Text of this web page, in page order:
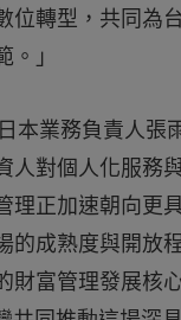
位轉型，共同為
」
本業務負責人張
人對個人化服務
理正加速朝向更
的成熟度與開放
財富管理發展核